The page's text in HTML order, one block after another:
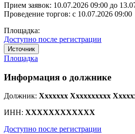
Прием заявок: 10.07.2026 09:00 до
Проведение торгов: с 10.07.2026 09:00
Площадка:
Доступно после регистрации
Источник
Площадка
Информация о должнике
Должник: Xxxxxxx Xxxxxxxxxx
ИНН: XXXXXXXXXXXX
Доступно после регистрации